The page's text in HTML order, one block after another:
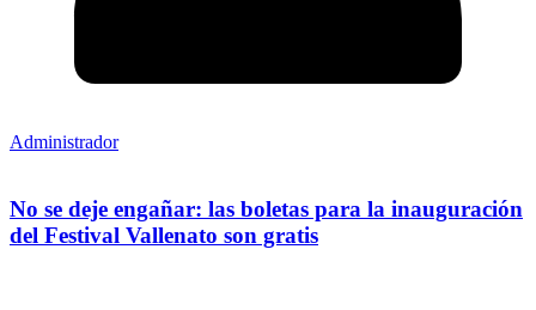
Administrador
No se deje engañar: las boletas para la inauguración
del Festival Vallenato son gratis